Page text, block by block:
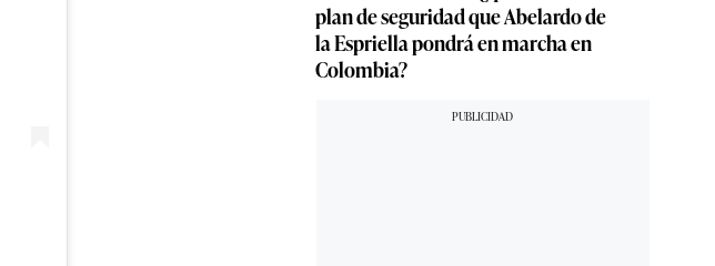
plan de seguridad que Abelardo de
la Espriella pondrá en marcha en
Colombia?